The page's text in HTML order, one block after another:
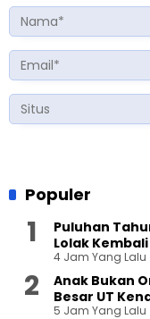
Populer
Puluhan
Lolak
4 Jam Yang Lalu
Anak Bukan
Besar UT
5 Jam Yang Lalu